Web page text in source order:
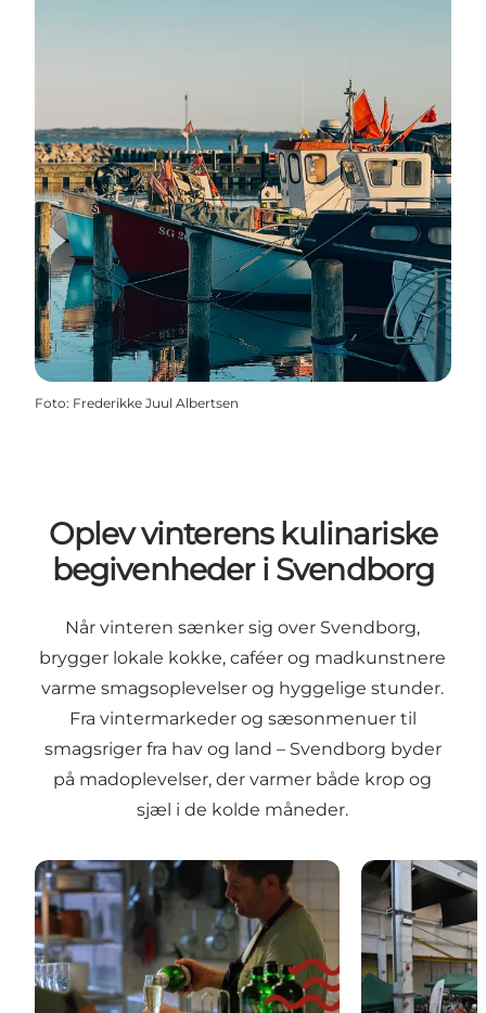
Foto: Frederikke Juul Albertsen
Oplev vinterens kulinariske
begivenheder i Svendborg
Når vinteren sænker sig over Svendborg,
brygger lokale kokke, caféer og madkunstnere
varme smagsoplevelser og hyggelige stunder.
Fra vintermarkeder og sæsonmenuer til
smagsriger fra hav og land – Svendborg byder
på madoplevelser, der varmer både krop og
sjæl i de kolde måneder.
Bar 105 Vinterfestival Suppens dag